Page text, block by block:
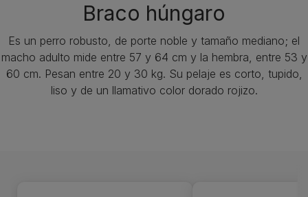
Braco húngaro
Es un perro robusto, de porte noble y tamaño mediano; el
macho adulto mide entre 57 y 64 cm y la hembra, entre 53 y
60 cm. Pesan entre 20 y 30 kg. Su pelaje es corto, tupido,
liso y de un llamativo color dorado rojizo.